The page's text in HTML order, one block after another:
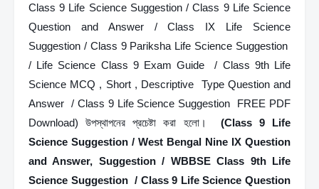
Class 9 Life Science Suggestion / Class 9 Life Science
Question and Answer / Class IX Life Science
Suggestion / Class 9 Pariksha Life Science Suggestion
/ Life Science Class 9 Exam Guide  / Class 9th Life
Science MCQ , Short , Descriptive  Type Question and
Answer  / Class 9 Life Science Suggestion  FREE PDF
Download) উপস্থাপনের প্রচেষ্টা করা হলাে।
(Class 9 Life
Science Suggestion / West Bengal Nine IX Question
and Answer, Suggestion / WBBSE Class 9th Life
Science Suggestion  / Class 9 Life Science Question